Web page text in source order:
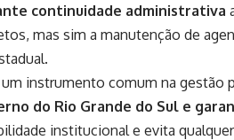
continuidade administrativa
mas sim a manutenção de
instrumento comum na gestão
do Rio Grande do Sul e
institucional e evita